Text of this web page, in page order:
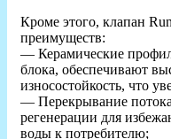
Кроме этого, клапан
преимуществ:
— Керамические
блока, обеспечивают
износостойкость, что
— Перекрывание
регенерации для
воды к потребителю;